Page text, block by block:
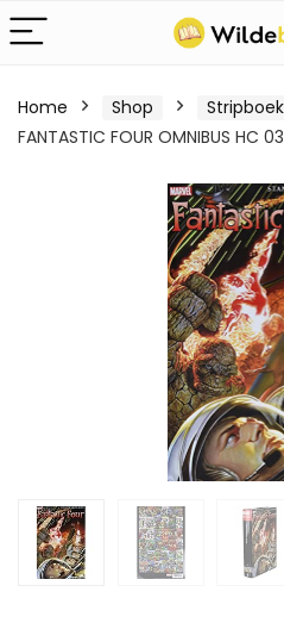
Home Shop
FANTASTIC FOUR OMNIBUS HC